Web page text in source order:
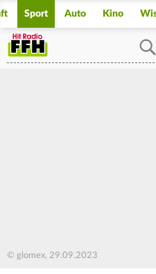
Sport Auto Kino
© glomex, 29.09.2023